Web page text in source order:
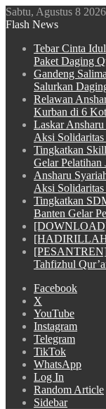
Sabtu, Agustus 8 2026
Flash News
Tebar Cinta
Paket Daging
Gandeng
Salurkan
Relawan
Kurban di 6
Laskar
Aksi
Tingkatkan
Gelar
Ansharu
Aksi
Tingkatkan
Banten Gelar
[PESANTREN]
Tahfizhul
Facebook
X
YouTube
Instagram
Telegram
TikTok
WhatsApp
Log In
Random Article
Sidebar